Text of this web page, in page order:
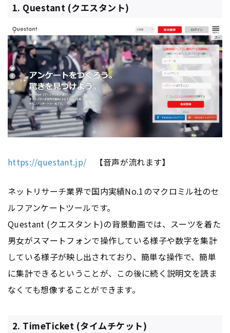
1. Questant (クエスタント)
https://questant.jp/ 【音声が流れます】
ネットリサーチ業界で国内実績No.1のマクロミル社のセ
ルフアンケートツールです。
Questant (クエスタント)の背景動画では、スーツを着た
男女がスマートフォンで操作している様子や数字を集計
している様子が映し出されており、簡単な操作で、簡単
に集計できるということが、この後に続く説明文を読ま
なくても想像することができます。
2. TimeTicket (タイムチケット)